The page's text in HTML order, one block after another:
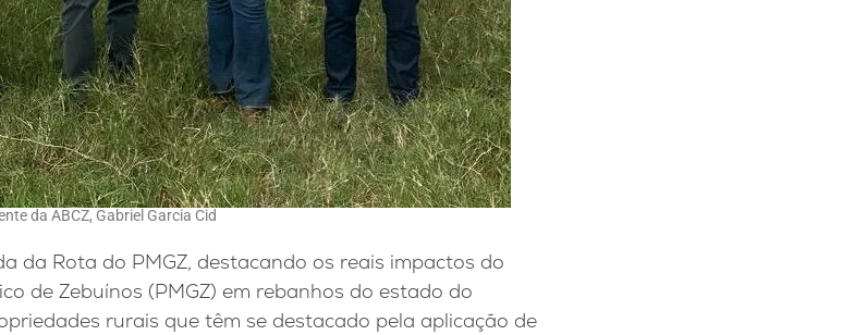
da ABCZ, Gabriel Garcia Cid
da Rota do PMGZ, destacando os reais impactos do
de Zebuínos (PMGZ) em rebanhos do estado do
rurais que têm se destacado pela aplicação de